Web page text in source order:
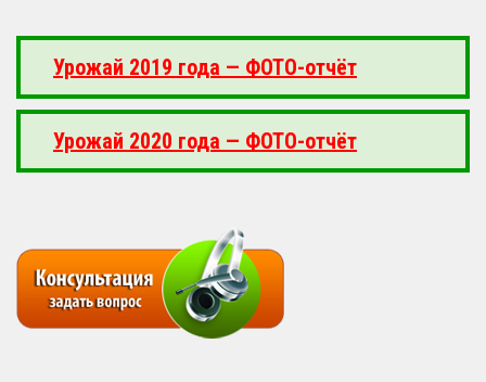
Урожай 2019 года — ФОТО-отчёт
Урожай 2020 года — ФОТО-отчёт